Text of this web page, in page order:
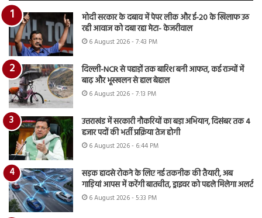
मोदी सरकार के दबाव में पेपर लीक और ई-20 के खिलाफ उठ
रही आवाज को दबा रहा मेटा- केजरीवाल
6 August 2026 - 7:43 PM
दिल्ली-NCR से पहाड़ों तक बारिश बनी आफत, कई राज्यों में
बाढ़ और भूस्खलन से हाल बेहाल
6 August 2026 - 7:13 PM
उत्तराखंड में सरकारी नौकरियों का बड़ा अभियान, दिसंबर तक 4
हजार पदों की भर्ती प्रक्रिया तेज होगी
6 August 2026 - 6:44 PM
सड़क हादसे रोकने के लिए नई तकनीक की तैयारी, अब
गाड़ियां आपस में करेंगी बातचीत, ड्राइवर को पहले मिलेगा अलर्ट
6 August 2026 - 5:33 PM